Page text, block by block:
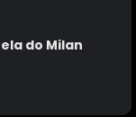
do Milan